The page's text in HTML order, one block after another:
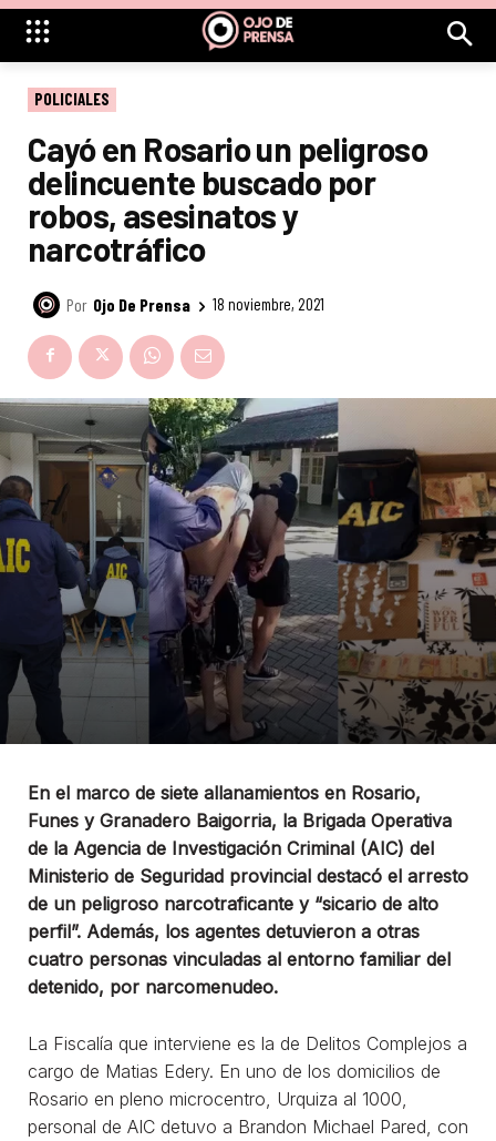
POLICIALES
Cayó en Rosario un peligroso
delincuente buscado por
robos, asesinatos y
narcotráfico
Por Ojo De Prensa 18 noviembre, 2021
En el marco de siete allanamientos en Rosario,
Funes y Granadero Baigorria, la Brigada Operativa
de la Agencia de Investigación Criminal (AIC) del
Ministerio de Seguridad provincial destacó el arresto
de un peligroso narcotraficante y “sicario de alto
perfil”. Además, los agentes detuvieron a otras
cuatro personas vinculadas al entorno familiar del
detenido, por narcomenudeo.
La Fiscalía que interviene es la de Delitos Complejos a
cargo de Matias Edery. En uno de los domicilios de
Rosario en pleno microcentro, Urquiza al 1000,
personal de AIC detuvo a Brandon Michael Pared, con